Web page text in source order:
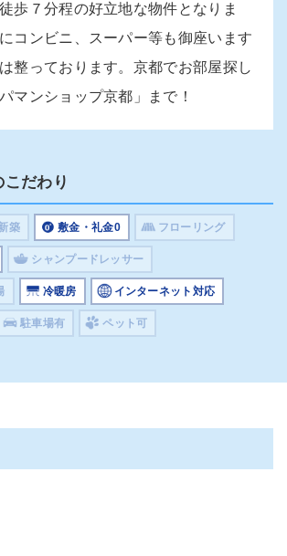
歩７分程の好立地な物件となりま
コンビニ、スーパー等も御座います
整っております。京都でお部屋探し
マンショップ京都」まで！
こだわり
築 敷金・礼金0 フローリング
シャンプードレッサー
冷暖房 インターネット対応
駐車場有 ペット可